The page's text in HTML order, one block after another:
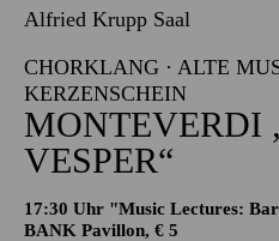
Alfried Krupp Saal
CHORKLANG · ALTE
KERZENSCHEIN
VESPER“
17:30 Uhr "Music Lectures:
BANK Pavillon, € 5